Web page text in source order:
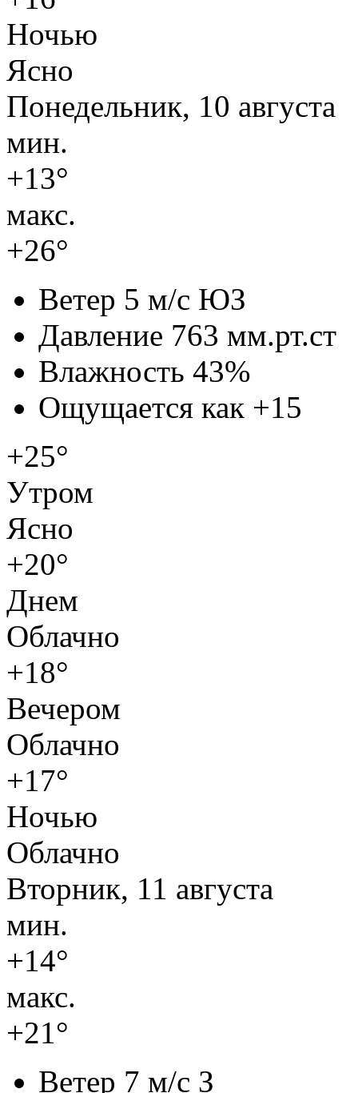
Ночью
Ясно
Понедельник, 10 августа
мин.
+13°
макс.
+26°
Ветер 5 м/с ЮЗ
Давление 763 мм.рт.ст
Влажность 43%
Ощущается как +15
+25°
Утром
Ясно
+20°
Днем
Облачно
+18°
Вечером
Облачно
+17°
Ночью
Облачно
Вторник, 11 августа
мин.
+14°
макс.
+21°
Ветер 7 м/с З